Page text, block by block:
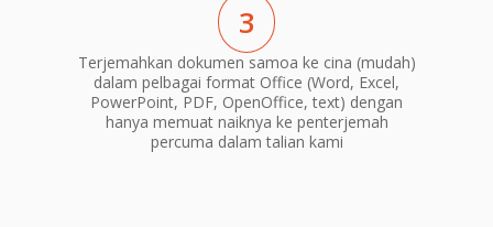
3
Terjemahkan dokumen samoa ke cina (mudah)
dalam pelbagai format Office (Word, Excel,
PowerPoint, PDF, OpenOffice, text) dengan
hanya memuat naiknya ke penterjemah
percuma dalam talian kami